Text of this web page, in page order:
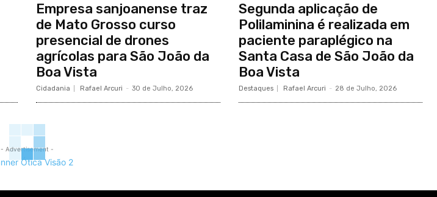
Empresa sanjoanense traz
de Mato Grosso curso
presencial de drones
agrícolas para São João da
Boa Vista
Cidadania Rafael Arcuri - 30 de Julho, 2026
Segunda aplicação de
Polilaminina é realizada em
paciente paraplégico na
Santa Casa de São João da
Boa Vista
Destaques Rafael Arcuri - 28 de Julho, 2026
- Advertisement -